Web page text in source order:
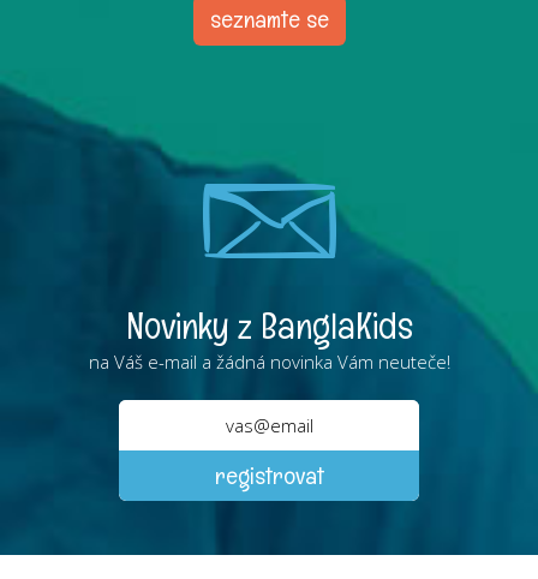
seznamte se
Novinky z BanglaKids
na Váš e-mail a žádná novinka Vám neuteče!